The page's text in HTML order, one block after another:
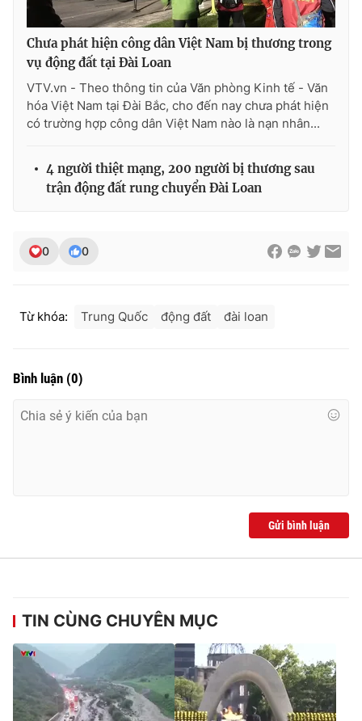
Ðiện thoại Thời báo VTV:024.66 897 897
Email:toasoan@vtv.vn
Liên hệ quảng cáo:
024-7300.7108
thông tin từ website này.
Chưa phát hiện công dân Việt Nam bị thương trong
vụ động đất tại Đài Loan
VTV.vn - Theo thông tin của Văn phòng Kinh tế - Văn
hóa Việt Nam tại Đài Bắc, cho đến nay chưa phát hiện
có trường hợp công dân Việt Nam nào là nạn nhân...
4 người thiệt mạng, 200 người bị thương sau
trận động đất rung chuyển Đài Loan
0 0
Từ khóa: Trung Quốc động đất đài loan
Bình luận (0)
Gửi bình luận
TIN CÙNG CHUYÊN MỤC